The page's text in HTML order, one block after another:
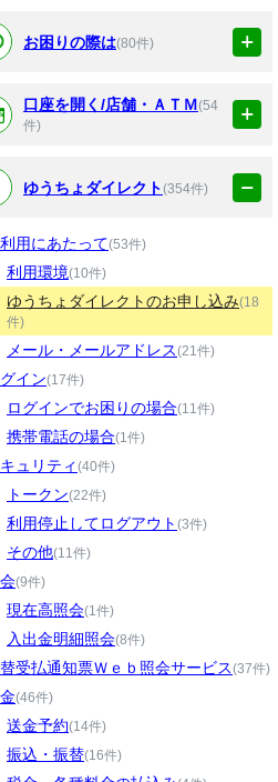
お困りの際は(80件)
口座を開く/店舗・ＡＴＭ(54
件)
ゆうちょダイレクト(354件)
用にあたって(53件)
利用環境(10件)
ゆうちょダイレクトのお申し込み(18
件)
メール・メールアドレス(21件)
イン(17件)
ログインでお困りの場合(11件)
携帯電話の場合(1件)
ュリティ (40件)
トークン(22件)
利用停止してログアウト (3件)
その他(11件)
(9件)
現在高照会(1件)
入出金明細照会(8件)
受払通知票Ｗｅｂ照会サービス(37件)
(46件)
送金予約(14件)
振込・振替(16件)